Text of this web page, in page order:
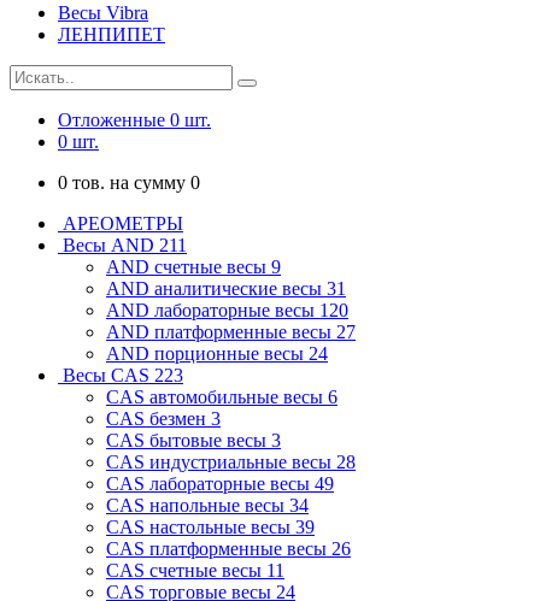
Весы Vibra
ЛЕНПИПЕТ
Отложенные 0 шт.
0 шт.
0 тов. на сумму 0
АРЕОМЕТРЫ
Весы AND 211
AND cчетные весы 9
AND аналитические весы 31
AND лабораторные весы 120
AND платформенные весы 27
AND порционные весы 24
Весы CAS 223
CAS автомобильные весы 6
CAS безмен 3
CAS бытовые весы 3
CAS индустриальные весы 28
CAS лабораторные весы 49
CAS напольные весы 34
CAS настольные весы 39
CAS платформенные весы 26
CAS счетные весы 11
CAS торговые весы 24